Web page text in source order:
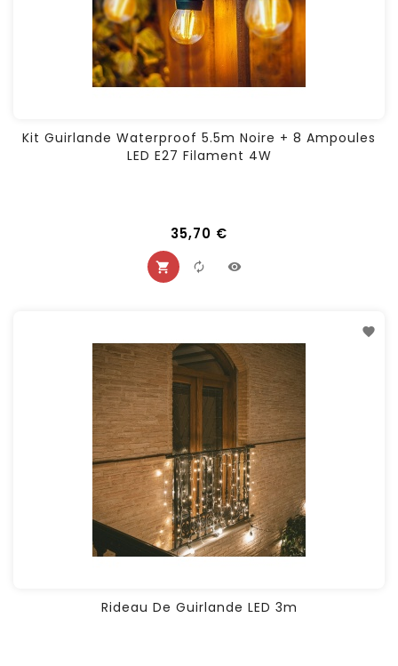
Kit Guirlande Waterproof 5.5m Noire + 8 Ampoules
LED E27 Filament 4W
35,70 €
Rideau De Guirlande LED 3m